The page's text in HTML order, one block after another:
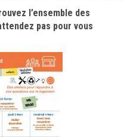
l’ensemble des
pas pour vous